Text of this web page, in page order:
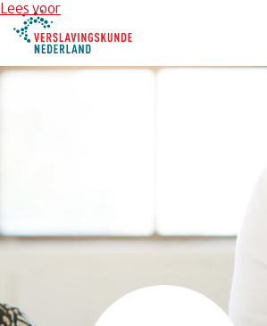
Lees voor
Overslaan en naar de inhoud gaan
Direct naar de hoofdnavigatie